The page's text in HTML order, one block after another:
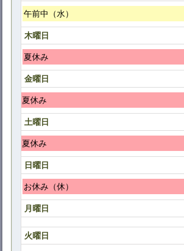
8
月
11th
2026
水
曜
日,
8
月
12th
2026
午前中（水）
木曜日
木
曜
日,
8
月
13th
2026
夏休み
金曜日
木
曜
日,
8
月
13th
2026
夏休み
土曜日
木
曜
日,
8
月
13th
2026
夏休み
日曜日
日
曜
日,
8
月
お休み（休）
月曜日
火曜日